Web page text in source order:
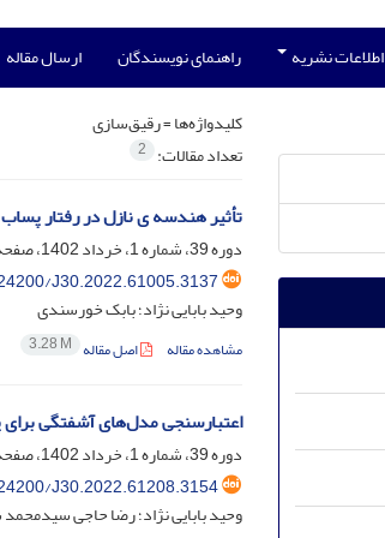
اطلاعات نشریه راهنمای نویسندگان ارسال مقاله
کلیدواژه‌ها =رقیق‌سازی
تعداد مقالات: 2
تأثیر هندسه ی نازل در رفتار
دوره 39، شماره 1، خرداد 1402، صفحه
J30.2022.61005.3137
وحید بابایی نژاد؛ بابک خورسندی
مشاهده مقاله اصل مقاله 3.28 M
اعتبارسنجی مدل‌های آشفتگی برای
دوره 39، شماره 1، خرداد 1402، صفحه
J30.2022.61208.3154
وحید بابایی نژاد؛ رضا حاجی